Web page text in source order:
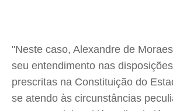
"Neste caso, Alexandre de
seu entendimento nas
prescritas na Constituição do
se atendo às circunstâncias